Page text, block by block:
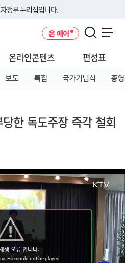
정부 누리집입니다.
인 주소를 사용하고 있다면 아래 URL에
온 에어
온라인콘텐츠 편성표
보도 특집 국가기념식 종영
한 독도주장 즉각 철회